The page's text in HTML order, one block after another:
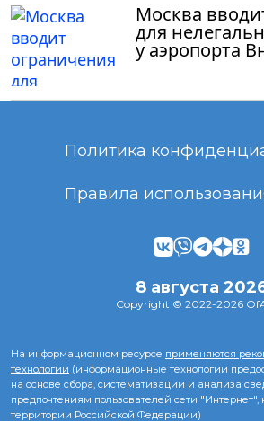
Москва
для
у аэропорта
Политика
Правила
8 августа
Copyright © 2022-2026
На информационном ресурсе применяются
технологии (информационные технологии
на основе сбора, систематизации и анализа
предпочтениям пользователей сети
территории Российской Федерации)